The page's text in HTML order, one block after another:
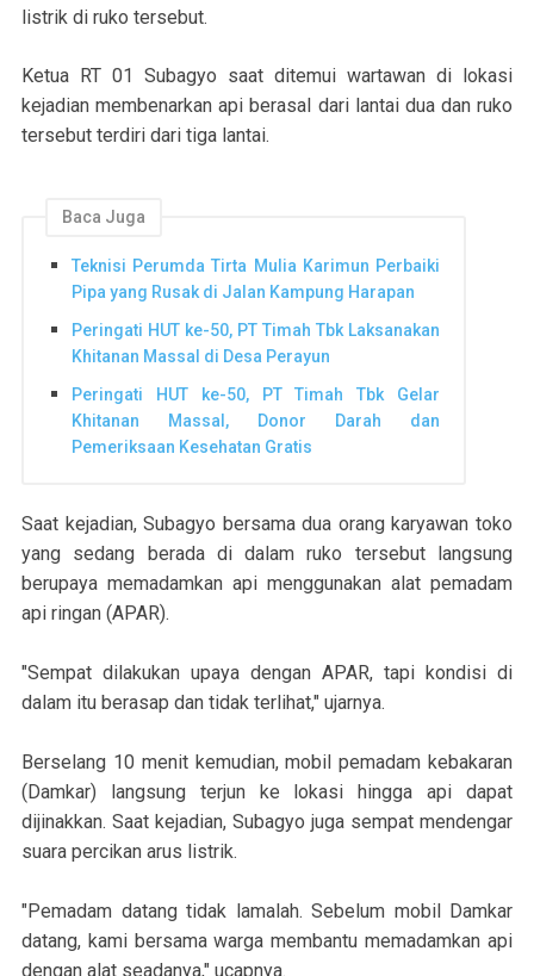
listrik di ruko tersebut.
Ketua RT 01 Subagyo saat ditemui wartawan di lokasi
kejadian membenarkan api berasal dari lantai dua dan ruko
tersebut terdiri dari tiga lantai.
Baca Juga
Teknisi Perumda Tirta Mulia Karimun Perbaiki
Pipa yang Rusak di Jalan Kampung Harapan
Peringati HUT ke-50, PT Timah Tbk Laksanakan
Khitanan Massal di Desa Perayun
Peringati HUT ke-50, PT Timah Tbk Gelar
Khitanan Massal, Donor Darah dan
Pemeriksaan Kesehatan Gratis
Saat kejadian, Subagyo bersama dua orang karyawan toko
yang sedang berada di dalam ruko tersebut langsung
berupaya memadamkan api menggunakan alat pemadam
api ringan (APAR).
"Sempat dilakukan upaya dengan APAR, tapi kondisi di
dalam itu berasap dan tidak terlihat," ujarnya.
Berselang 10 menit kemudian, mobil pemadam kebakaran
(Damkar) langsung terjun ke lokasi hingga api dapat
dijinakkan. Saat kejadian, Subagyo juga sempat mendengar
suara percikan arus listrik.
"Pemadam datang tidak lamalah. Sebelum mobil Damkar
datang, kami bersama warga membantu memadamkan api
dengan alat seadanya," ucapnya.